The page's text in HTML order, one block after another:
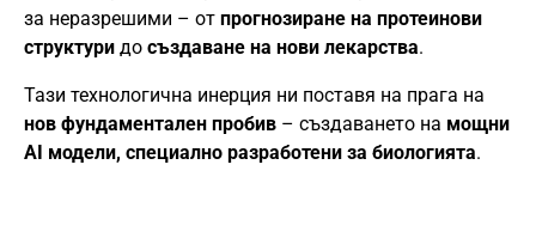
за неразрешими – от прогнозиране на протеинови
структури до създаване на нови лекарства.
Тази технологична инерция ни поставя на прага на
нов фундаментален пробив – създаването на мощни
AI модели, специално разработени за биологията.